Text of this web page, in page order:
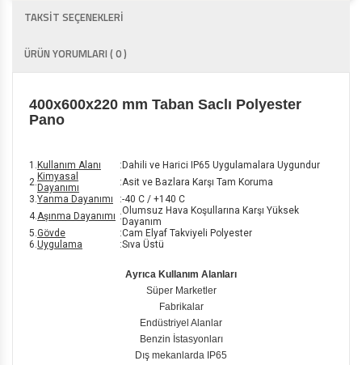
TAKSİT SEÇENEKLERİ
ÜRÜN YORUMLARI ( 0 )
400x600x220 mm Taban Saclı Polyester
Pano
1. Kullanım Alanı : Dahili ve Harici IP65 Uygulamalara Uygundur
2. Kimyasal
Dayanımı
:Asit ve Bazlara Karşı Tam Koruma
3.Yanma Dayanımı :-40 C / +140 C
4.Aşınma Dayanımı :Olumsuz Hava Koşullarına Karşı Yüksek
Dayanım
5.Gövde :Cam Elyaf Takviyeli Polyester
6.Uygulama :Sıva Üstü
Ayrıca Kullanım Alanları
Süper Marketler
Fabrikalar
Endüstriyel Alanlar
Benzin İstasyonları
Dış mekanlarda IP65